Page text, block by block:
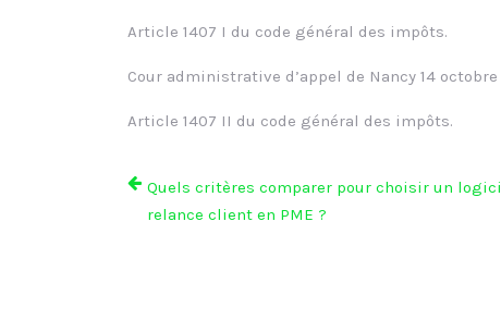
Article 1407 I du code général des impôts.
Cour administrative d’appel de Nancy 14 octobre
Article 1407 II du code général des impôts.
Quels critères comparer pour choisir un
relance client en PME ?